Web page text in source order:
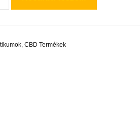
, CBD Termékek